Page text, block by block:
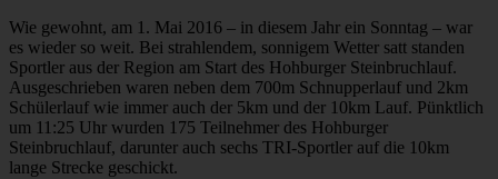
Wie gewohnt, am 1. Mai 2016 – in diesem Jahr ein Sonntag – war
es wieder so weit. Bei strahlendem, sonnigem Wetter satt standen
Sportler aus der Region am Start des Hohburger Steinbruchlauf.
Ausgeschrieben waren neben dem 700m Schnupperlauf und 2km
Schülerlauf wie immer auch der 5km und der 10km Lauf. Pünktlich
um 11:25 Uhr wurden 175 Teilnehmer des Hohburger
Steinbruchlauf, darunter auch sechs TRI-Sportler auf die 10km
lange Strecke geschickt.